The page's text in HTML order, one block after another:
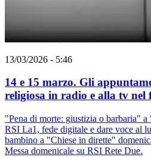
13/03/2026 - 5:46
14 e 15 marzo. Gli
religiosa in radio e alla tv nel
"Pena di morte: giustizia o barbaria" a
RSI La1, fede digitale e dare voce al
bambino a "Chiese in dirette"
Messa domenicale su RSI Rete Due.